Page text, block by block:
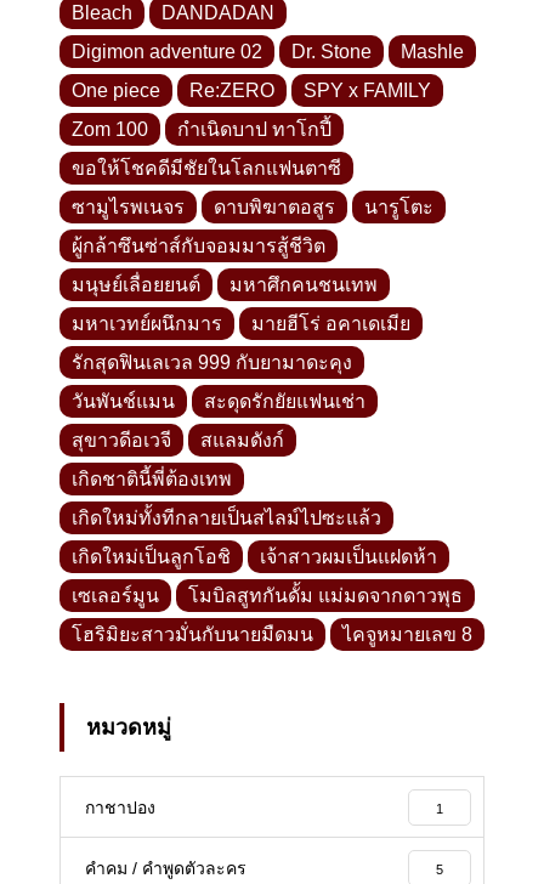
Bleach
DANDADAN
Digimon adventure 02
Dr. Stone
Mashle
One piece
Re:ZERO
SPY x FAMILY
Zom 100
กำเนิดบาป ทาโกปี้
ขอให้โชคดีมีชัยในโลกแฟนตาซี
ซามูไรพเนจร
ดาบพิฆาตอสูร
นารูโตะ
ผู้กล้าซึนซ่าส์กับจอมมารสู้ชีวิต
มนุษย์เลื่อยยนต์
มหาศึกคนชนเทพ
มหาเวทย์ผนึกมาร
มายฮีโร่ อคาเดเมีย
รักสุดฟินเลเวล 999 กับยามาดะคุง
วันพันช์แมน
สะดุดรักยัยแฟนเช่า
สุขาวดีอเวจี
สแลมดังก์
เกิดชาตินี้พี่ต้องเทพ
เกิดใหม่ทั้งทีกลายเป็นสไลม์ไปซะแล้ว
เกิดใหม่เป็นลูกโอชิ
เจ้าสาวผมเป็นแฝดห้า
เซเลอร์มูน
โมบิลสูทกันดั้ม แม่มดจากดาวพุธ
โฮริมิยะสาวมั่นกับนายมืดมน
ไคจูหมายเลข 8
หมวดหมู่
กาชาปอง 1
คำคม / คำพูดตัวละคร 5